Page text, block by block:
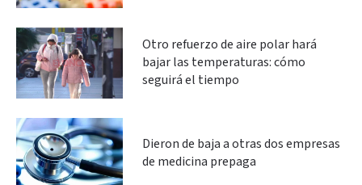
Otro refuerzo de aire polar hará
bajar las temperaturas: cómo
seguirá el tiempo
Dieron de baja a otras dos empresas
de medicina prepaga